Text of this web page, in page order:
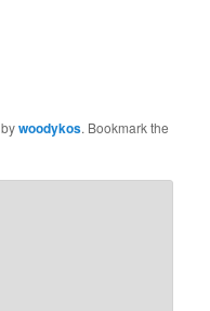
bywoodykos. Bookmark the